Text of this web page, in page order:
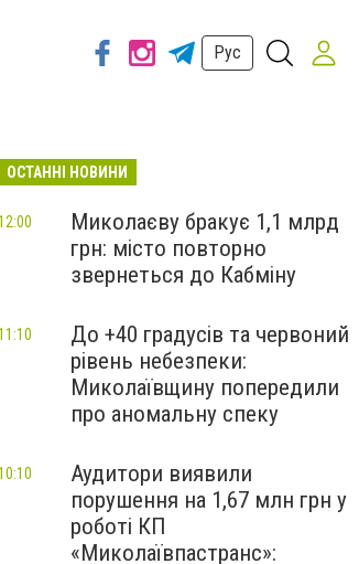
Рус
ОСТАННІ НОВИНИ
Миколаєву бракує 1,1 млрд
грн: місто повторно
звернеться до Кабміну
До +40 градусів та червоний
рівень небезпеки:
Миколаївщину попередили
про аномальну спеку
Аудитори виявили
порушення на 1,67 млн грн у
роботі КП
«Миколаївпастранс»: